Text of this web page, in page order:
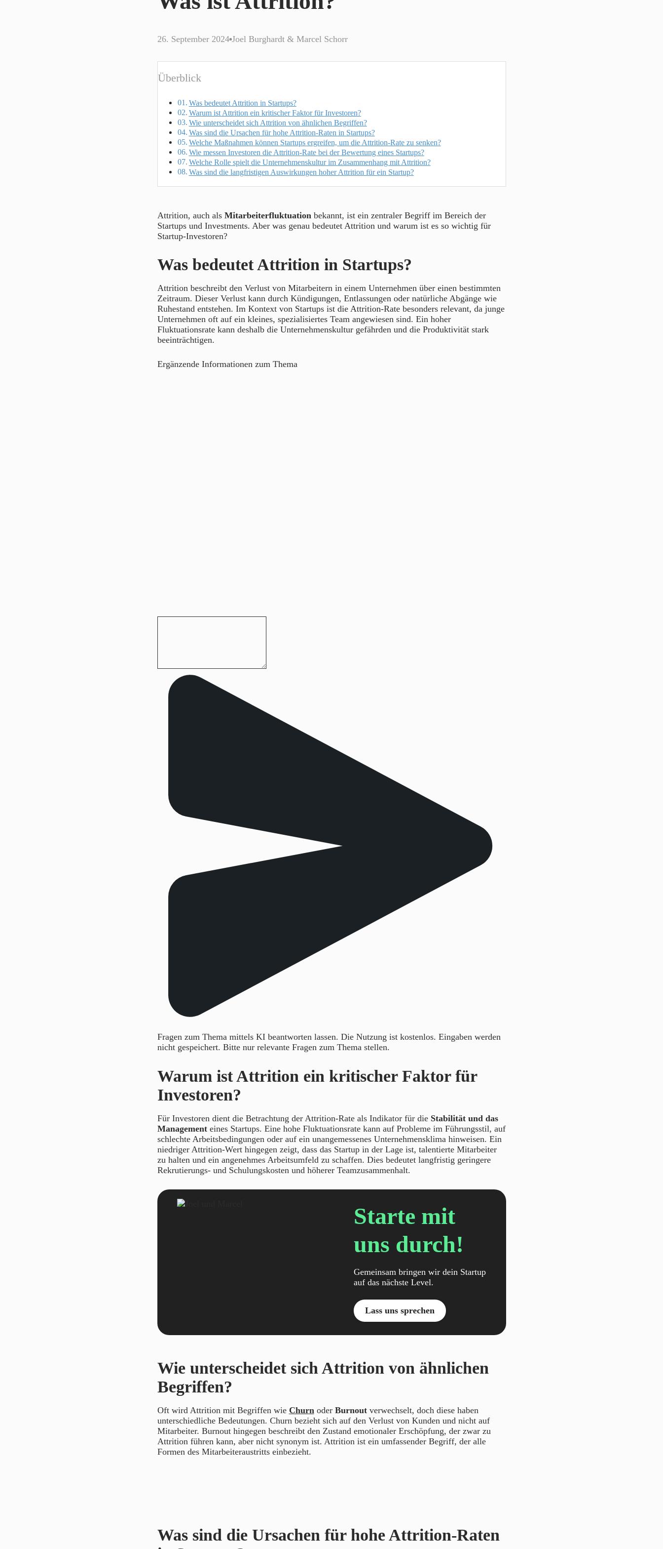
26. September 2024 Joel Burghardt & Marcel Schorr
Überblick
Was bedeutet Attrition in Startups?
Warum ist Attrition ein kritischer Faktor für Investoren?
Wie unterscheidet sich Attrition von ähnlichen Begriffen?
Was sind die Ursachen für hohe Attrition-Raten in Startups?
Welche Maßnahmen können Startups ergreifen, um die Attrition-Rate zu senken?
Wie messen Investoren die Attrition-Rate bei der Bewertung eines Startups?
Welche Rolle spielt die Unternehmenskultur im Zusammenhang mit Attrition?
Was sind die langfristigen Auswirkungen hoher Attrition für ein Startup?
Attrition, auch als Mitarbeiterfluktuationbekannt, ist ein zentraler Begriff im Bereich der
Startups und Investments. Aber was genau bedeutet Attrition und warum ist es so wichtig für
Startup-Investoren?
Was bedeutet Attrition in Startups?
Attrition beschreibt den Verlust von Mitarbeitern in einem Unternehmen über einen bestimmten
Zeitraum. Dieser Verlust kann durch Kündigungen, Entlassungen oder natürliche Abgänge wie
Ruhestand entstehen. Im Kontext von Startups ist die Attrition-Rate besonders relevant, da junge
Unternehmen oft auf ein kleines, spezialisiertes Team angewiesen sind. Ein hoher
Fluktuationsrate kann deshalb die Unternehmenskultur gefährden und die Produktivität stark
beeinträchtigen.
Ergänzende Informationen zum Thema
Fragen zum Thema mittels KI beantworten lassen. Die Nutzung ist kostenlos. Eingaben werden
nicht gespeichert. Bitte nur relevante Fragen zum Thema stellen.
Warum ist Attrition ein kritischer Faktor für
Investoren?
Für Investoren dient die Betrachtung der Attrition-Rate als Indikator für die Stabilität und das
Managementeines Startups. Eine hohe Fluktuationsrate kann auf Probleme im Führungsstil, auf
schlechte Arbeitsbedingungen oder auf ein unangemessenes Unternehmensklima hinweisen. Ein
niedriger Attrition-Wert hingegen zeigt, dass das Startup in der Lage ist, talentierte Mitarbeiter
zu halten und ein angenehmes Arbeitsumfeld zu schaffen. Dies bedeutet langfristig geringere
Rekrutierungs- und Schulungskosten und höherer Teamzusammenhalt.
Starte mit
uns durch!
Gemeinsam bringen wir dein Startup
auf das nächste Level.
Lass uns sprechen
Wie unterscheidet sich Attrition von ähnlichen
Begriffen?
Oft wird Attrition mit Begriffen wie Churn oder Burnoutverwechselt, doch diese haben
unterschiedliche Bedeutungen. Churn bezieht sich auf den Verlust von Kunden und nicht auf
Mitarbeiter. Burnout hingegen beschreibt den Zustand emotionaler Erschöpfung, der zwar zu
Attrition führen kann, aber nicht synonym ist. Attrition ist ein umfassender Begriff, der alle
Formen des Mitarbeiteraustritts einbezieht.
Was sind die Ursachen für hohe Attrition-Raten